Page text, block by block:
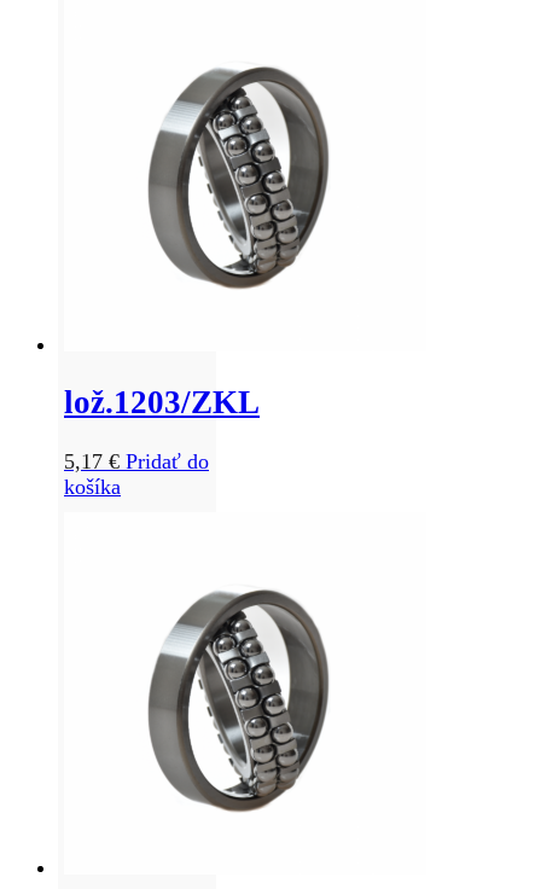
lož.1203/ZKL
5,17 € Pridať do
košíka